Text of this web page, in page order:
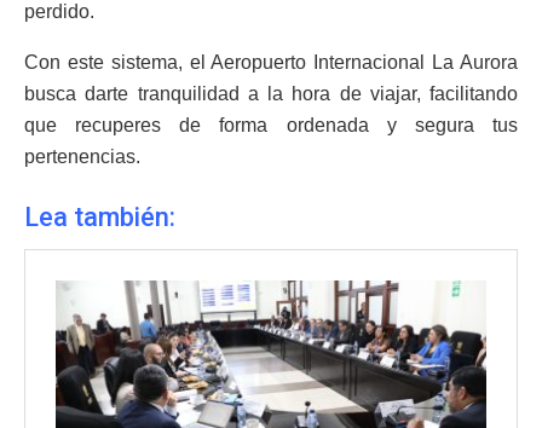
perdido.
Con este sistema, el Aeropuerto Internacional La Aurora
busca darte tranquilidad a la hora de viajar, facilitando
que recuperes de forma ordenada y segura tus
pertenencias.
Lea también: